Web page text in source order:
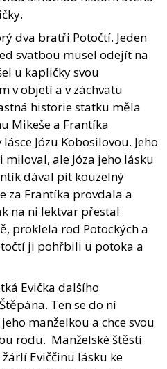
dva bratři Potočtí. Jeden
svatbou musel odejít na
u kapličky svou
v objetí a v záchvatu
historie statku měla
Mikeše a Frantíka
Józu Kobosilovou. Jeho
ale Józa jeho lásku
dával pít kouzelný
za Frantíka provdala a
na ni lektvar přestal
proklela rod Potockých a
ji pohřbili u potoka a
Evička dalšího
Ten se do ní
manželkou a chce svou
rodu. Manželské štěstí
Eviččinu lásku ke